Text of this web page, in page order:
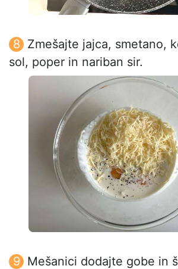
Zmešajte jajca, smetano,
sol, poper in nariban sir.
Mešanici dodajte gobe in